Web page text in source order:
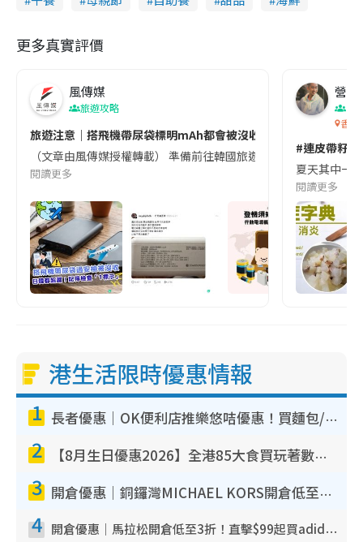
更多真實評價
風傳媒
旅遊攻略
旅遊注意｜搭飛機帶尿袋標明mAh都會被沒收😱出發前切記檢查
（文章由風傳媒授權轉載） 準備前往韓國旅遊的民眾，近期要
閱讀更多
營養
香港
#連皮帶籽
夏天其中一
閱讀更多
港生活限時優惠情報
1 長者優惠｜OK便利店推樂悠咭優惠！買麵包/牛奶/保健品拍卡即減
2 【8月生日優惠2026】全港85大食買玩著數攻略 自助餐/火鍋放題同行免費＋誠品/DONKI送現金券
3 開倉優惠｜銅鑼灣MICHAEL KORS開倉低至17折！直擊$500起買手袋/銀包/鞋款 必買經典Jet Set系列
4 開倉優惠｜馬拉松開倉低至3折！直擊$99起買adidas／New Balance／Puma鞋款 STANLEY保溫杯劈價至$119起